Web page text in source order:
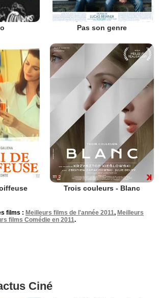
Pas son genre
Trois couleurs - Blanc
films : Meilleurs films de l'année 2011, Meilleurs
films Comédie en 2011.
Ciné